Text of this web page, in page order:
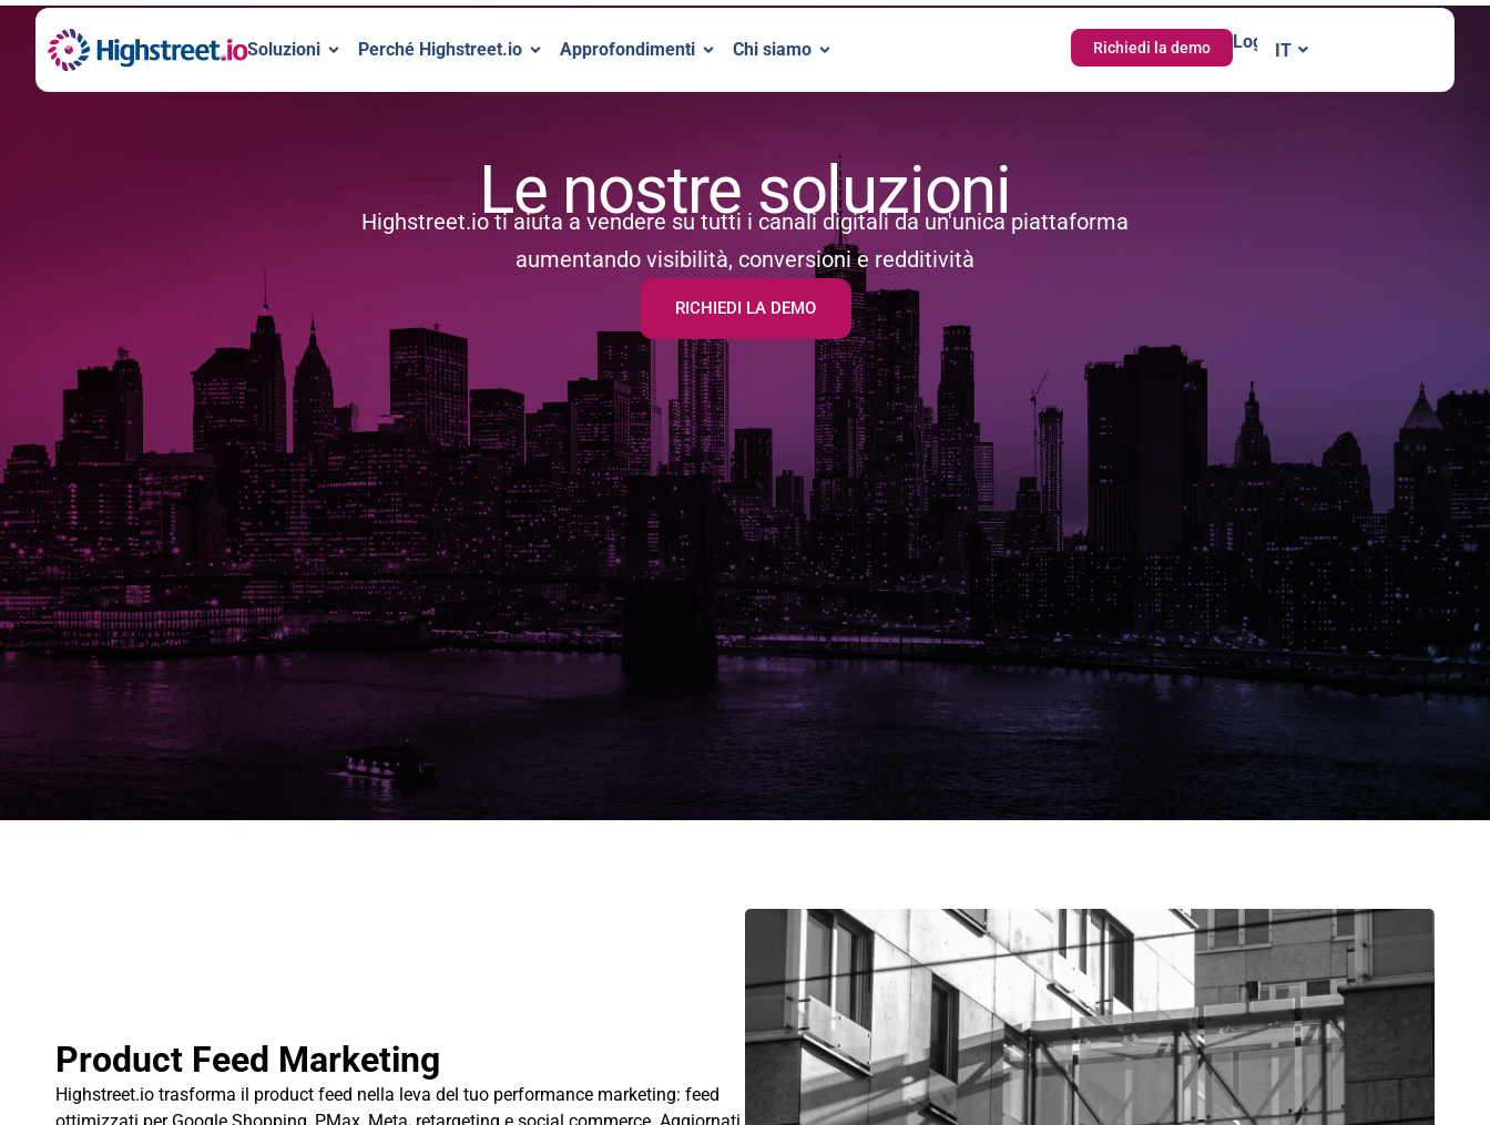
Soluzioni Perché Highstreet.io Approfondimenti Chi siamo Richiedi la demo LoginIT
EN
Le nostre soluzioni
Highstreet.io ti aiuta a vendere su tutti i canali digitali da un'unica piattaforma
aumentando visibilità, conversioni e redditività
RICHIEDI LA DEMO
Product Feed Marketing
Highstreet.io trasforma il product feed nella leva del tuo performance marketing: feed